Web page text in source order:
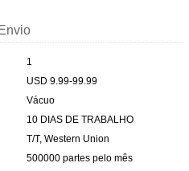
1
USD 9.99-99.99
Vácuo
10 DIAS DE TRABALHO
T/T, Western Union
500000 partes pelo mês